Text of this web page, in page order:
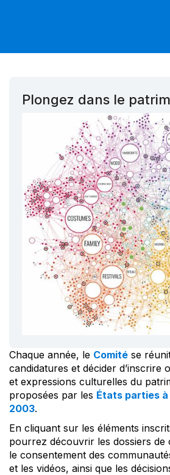
Plongez dans le
Chaque année, le Comité se
candidatures et décider d’inscrire
et expressions culturelles du
proposées par les États parties
2003.
En cliquant sur les éléments
pourrez découvrir les dossiers de
le consentement des
et les vidéos, ainsi que les